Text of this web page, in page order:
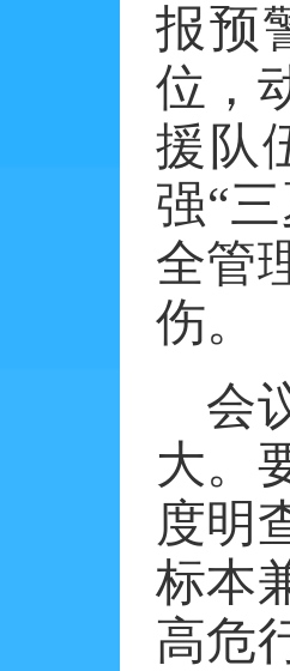
报预
位，
援队
强“
全管
伤。
会
大。
度明
标本
高危